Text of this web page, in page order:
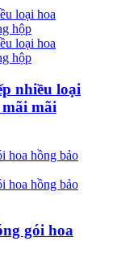
nhiều loại
mãi
gói hoa